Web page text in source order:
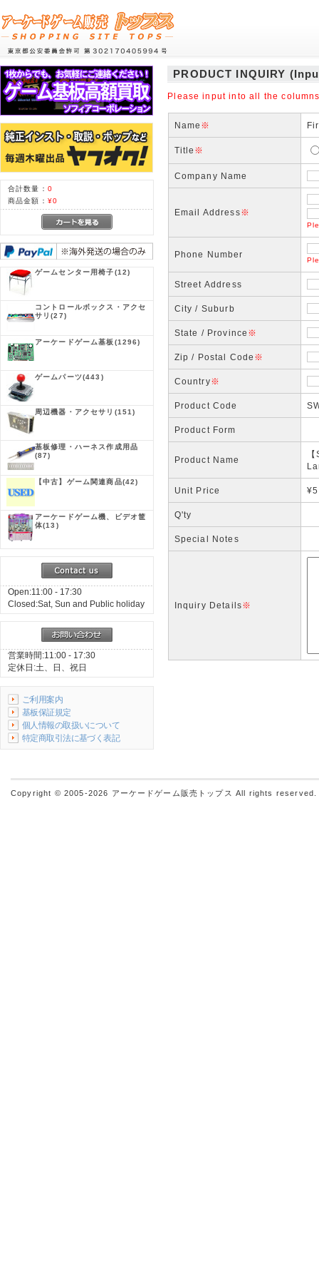
合計数量： 0
商品金額： ¥0
ゲームセンター用椅子(12)
コントロールボックス・アクセ
サリ(27)
アーケードゲーム基板 (1296)
ゲームパーツ(443)
周辺機器・アクセサリ (151)
基板修理・ハーネス作成用品
(87)
【中古】ゲーム関連商品(42)
アーケードゲーム機、ビデオ筐
体(13)
Open:11:00 - 17:30
Closed:Sat, Sun and Public holiday
営業時間:11:00 - 17:30
定休日:土、日、祝日
ご利用案内
基板保証規定
個人情報の取扱いについて
特定商取引法に基づく表記
PRODUCT INQUIRY
Please input into all the
Name ※
Title ※
Company Name
Email Address※
Phone Number
Street Address
City / Suburb
State / Province ※
Zip / Postal Code ※
Country※
Product Code
Product Form
Product Name
Unit Price
Q'ty
Special Notes
Inquiry Details※
Copyright © 2005-2026 アーケードゲーム販売トップス All rights reserved.